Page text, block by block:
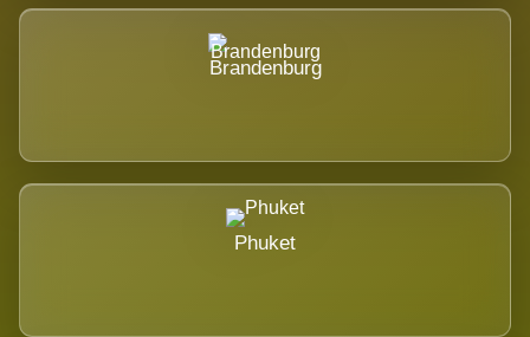
Brandenburg
Phuket